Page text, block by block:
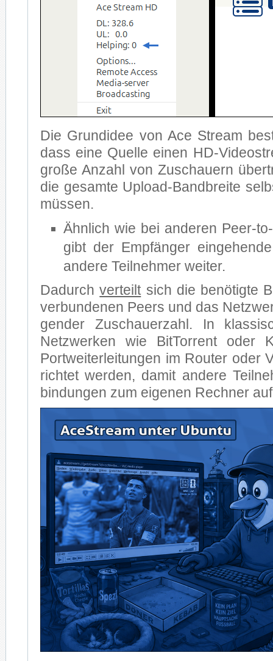
Die Grund­idee von Ace Stream
dass ei­ne Quel­le ei­nen HD-
gro­ße An­zahl von Zu­schau­ern
die ge­sam­te Upload-Band­brei­te
müs­sen.
Ähn­lich wie bei an­de­ren Peer-
gibt der Emp­fän­ger
an­de­re Teil­neh­mer wei­ter.
Da­durchver­teiltsich die be­nö­tig­te
ver­bun­de­nen Peers und das
gen­der Zu­schau­er­zahl. In
Netz­wer­ken wie Bit­Tor­rent oder
Port­wei­ter­lei­tun­gen im Rou­ter oder
rich­tet wer­den, da­mit an­de­re
bin­dun­gen zum ei­ge­nen Rech­ner